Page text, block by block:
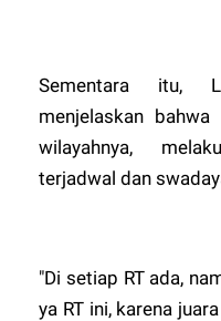
Sementara itu,
menjelaskan
wilayahnya,
terjadwal dan
"Di setiap RT ada,
ya RT ini, karena